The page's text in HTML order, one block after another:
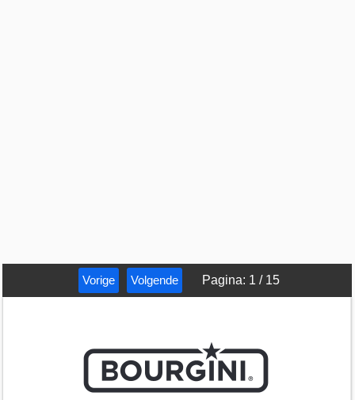
Vorige Volgende Pagina: 1 / 15